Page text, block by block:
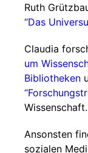
Ruth
“Das
Claudia
um
Bibliotheken
Wissenschaft.
Ansonsten
sozialen